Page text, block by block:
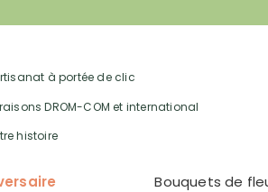
à portée de clic
DROM-COM et international
histoire
Bouquets de